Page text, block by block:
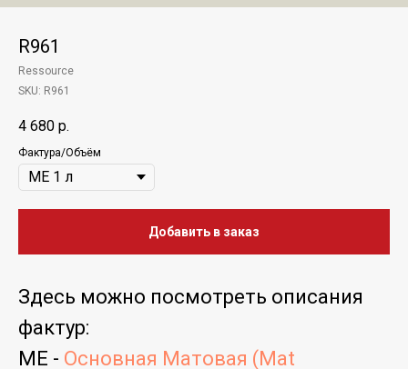
R961
Ressource
SKU: R961
4 680 р.
Фактура/Объём
Добавить в заказ
Здесь можно посмотреть описания
фактур:
ME - Основная Матовая (Mat